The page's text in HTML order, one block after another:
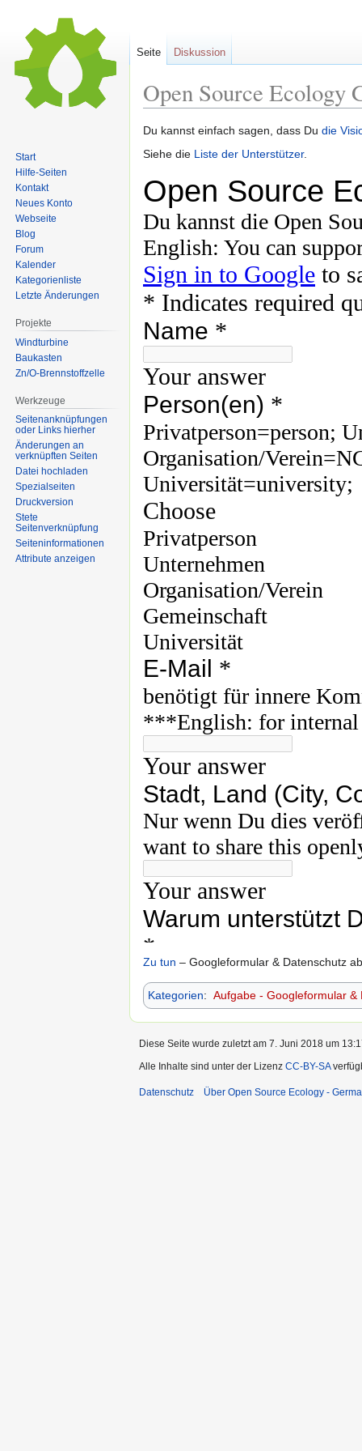
Open Source Ecology
Zur
Navigation
Zur
Suche
Du kannst einfach sagen, dass Du die
Siehe die Liste der Unterstützer.
Zu tun – Googleformular & Datenschutz
Kategorien: Aufgabe - Googleformular &
Seite Diskussion
Start
Hilfe-Seiten
Kontakt
Neues Konto
Webseite
Blog
Forum
Kalender
Kategorienliste
Letzte Änderungen
Projekte
Windturbine
Baukasten
Zn/O-Brennstoffzelle
Werkzeuge
Seitenanknüpfungen
oder Links hierher
Änderungen an
verknüpften Seiten
Datei hochladen
Spezialseiten
Druckversion
Stete
Seitenverknüpfung
Seiten­informationen
Attribute anzeigen
Diese Seite wurde zuletzt am 7. Juni 2018 um
Alle Inhalte sind unter der Lizenz CC-BY-SA
Datenschutz Über Open Source Ecology -